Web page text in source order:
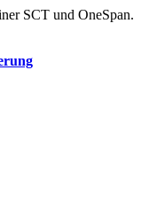
SCT und OneSpan.